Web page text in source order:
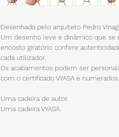
Desenhada pelo arquiteto Pedro
Um desenho leve e dinâmico que
encosto giratório confere
cada utilizador.
Os acabamentos podem ser
com o certificado VYASA e numerados.
Uma cadeira de autor.
Uma cadeira VYASA.